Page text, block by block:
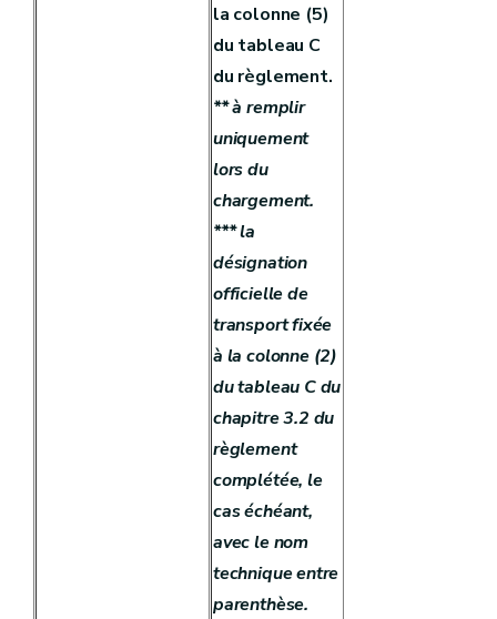
la colonne (5)
du tableau C
du règlement.
** à remplir
uniquement
lors du
chargement.
*** la
désignation
officielle de
transport fixée
à la colonne (2)
du tableau C du
chapitre 3.2 du
règlement
complétée, le
cas échéant,
avec le nom
technique entre
parenthèse.